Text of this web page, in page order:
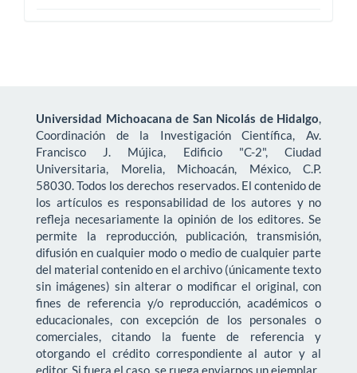
Universidad Michoacana de San Nicolás de Hidalgo,
Coordinación de la Investigación Científica, Av.
Francisco J. Mújica, Edificio "C-2", Ciudad
Universitaria, Morelia, Michoacán, México, C.P.
58030. Todos los derechos reservados. El contenido de
los artículos es responsabilidad de los autores y no
refleja necesariamente la opinión de los editores. Se
permite la reproducción, publicación, transmisión,
difusión en cualquier modo o medio de cualquier parte
del material contenido en el archivo (únicamente texto
sin imágenes) sin alterar o modificar el original, con
fines de referencia y/o reproducción, académicos o
educacionales, con excepción de los personales o
comerciales, citando la fuente de referencia y
otorgando el crédito correspondiente al autor y al
editor. Si fuera el caso, se ruega enviarnos un ejemplar.